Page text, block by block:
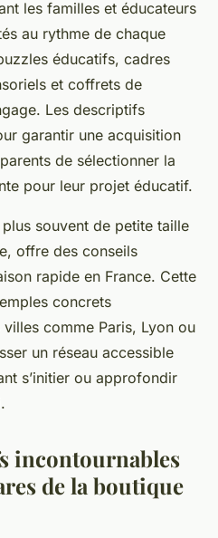
les familles et éducateurs
au rythme de chaque
éducatifs, cadres
et coffrets de
Les descriptifs
garantir une acquisition
de sélectionner la
pour leur projet éducatif.
souvent de petite taille
offre des conseils
rapide en France. Cette
concrets
comme Paris, Lyon ou
un réseau accessible
s’initier ou approfondir
incontournables
de la boutique